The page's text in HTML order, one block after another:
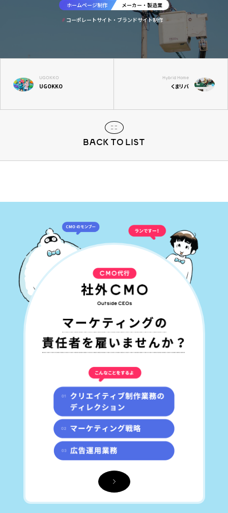
ホームページ制作
メーカー・製造業
コーポレートサイト・ブランドサイト制作
UGOKKO
UGOKKO
BACK TO LIST
Hybrid Home
くまリバ